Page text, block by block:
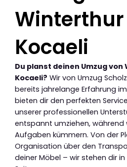
Kocaeli
Du planst deinen Umzug
Kocaeli? Wir von Umzug
bereits jahrelange Erfahrung
bieten dir den perfekten
unserer professionellen
entspannt umziehen, während
Aufgaben kümmern. Von der
Organisation über den
deiner Möbel – wir stehen dir